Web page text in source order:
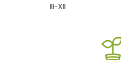
III-XII